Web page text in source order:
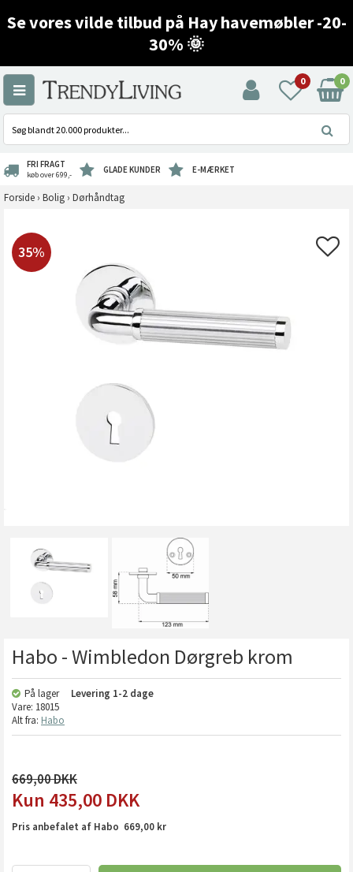
Se vores vilde tilbud på Hay havemøbler -20-
30% 🌞
0 0
FRI FRAGT
køb over 699,- GLADE KUNDER E-MÆRKET
Forside › Bolig › Dørhåndtag
35%
Habo - Wimbledon Dørgreb krom
På lager Levering 1-2 dage
Vare: 18015
Alt fra: Habo
669,00
435,00 DKK
Pris anbefalet af Habo 669,00 kr